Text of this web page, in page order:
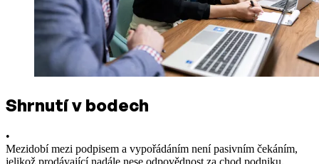
Shrnutí v bodech
•
Mezidobí mezi podpisem a vypořádáním není pasivním čekáním,